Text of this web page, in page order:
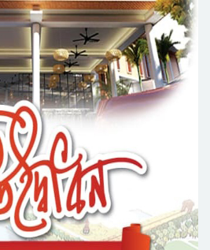
উচ্চ বিদ্যালয়ের নতুন ভবনের
মন্ত্রী মুক্তাদির
ইউনিভার্সিটিতে “পারস্য কবিতা ও বাংলা
ও সম্ভাবনা” শীর্ষক সেমিনার
ব্রিজের পাশ থেকে আ ট ক ফরহাদ-
বৃষ্টির আভাস